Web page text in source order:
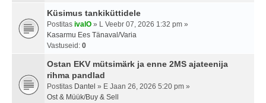
Küsimus tankiküttidele
Postitas ivalO » L Veebr 07, 2026 1:32 pm »
Kasarmu Ees Tänaval/Varia
Vastuseid: 0
Ostan EKV mütsimärk ja enne 2MS ajateenija
rihma pandlad
Postitas Dantel » E Jaan 26, 2026 5:20 pm »
Ost & Müük/Buy & Sell